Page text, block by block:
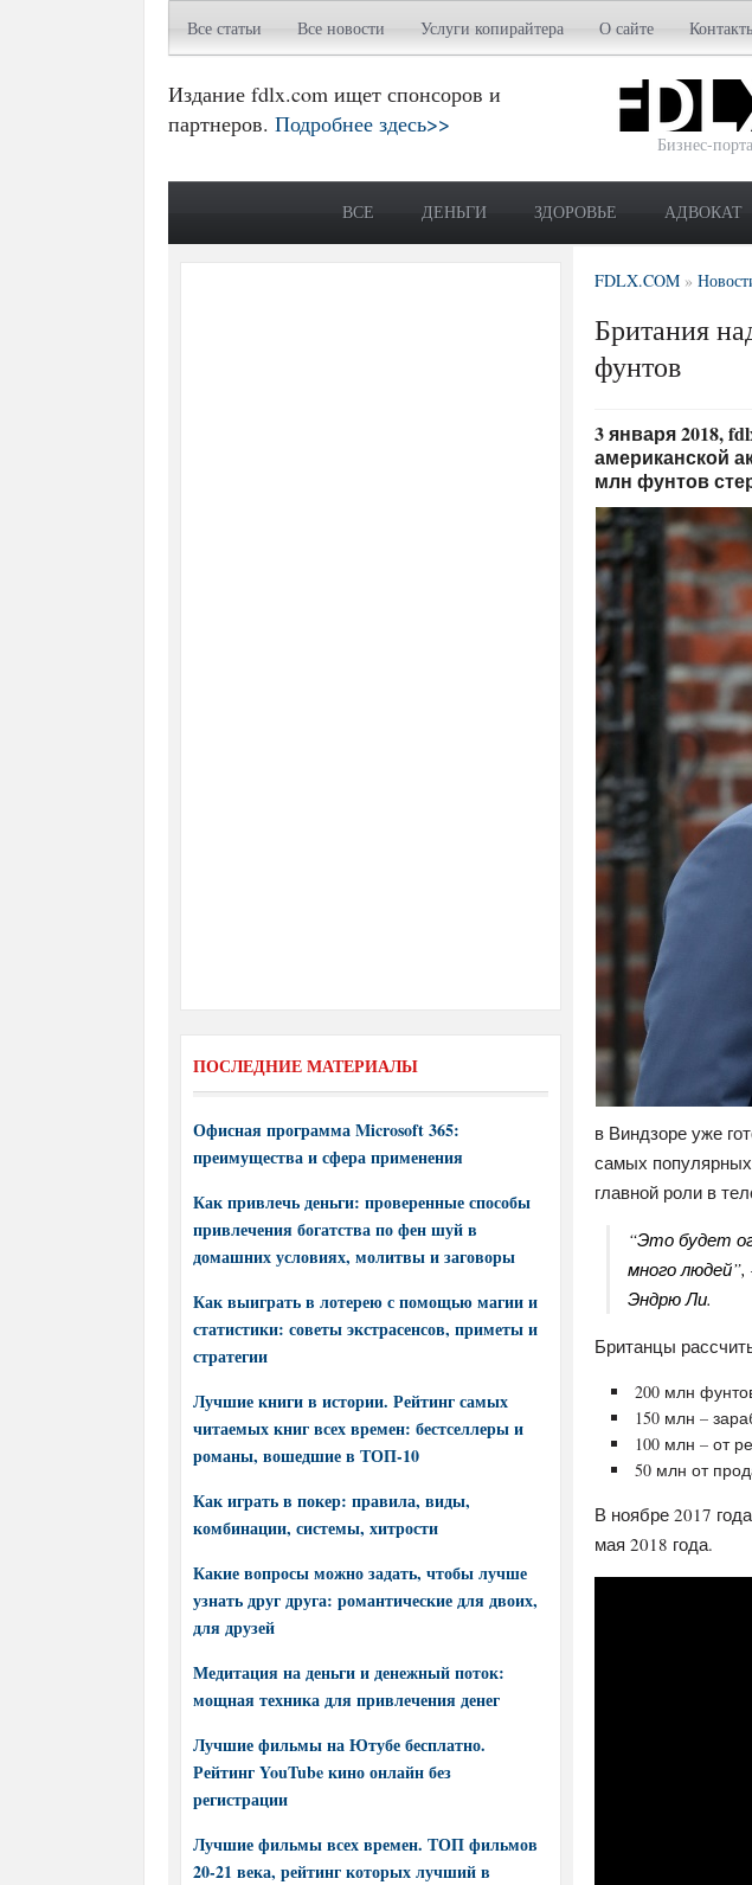
Все статьи Все новости Услуги копирайтера О сайте
Издание fdlx.com ищет спонсоров и
партнеров. Подробнее здесь>>
Бизнес-
ВСЕ ДЕНЬГИ ЗДОРОВЬЕ АДВОКАТ
FDLX.COM »
Британия
фунтов
3 января 2018,
американской
млн фунтов
в Виндзоре уже
самых
главной роли в
“Это будет
много людей”,
Эндрю Ли.
Британцы
200 млн
150 млн –
100 млн – от
50 млн от
В ноябре 2017
мая 2018 года.
ПОСЛЕДНИЕ МАТЕРИАЛЫ
Офисная программа Microsoft 365:
преимущества и сфера применения
Как привлечь деньги: проверенные способы
привлечения богатства по фен шуй в
домашних условиях, молитвы и заговоры
Как выиграть в лотерею с помощью магии и
статистики: советы экстрасенсов, приметы и
стратегии
Лучшие книги в истории. Рейтинг самых
читаемых книг всех времен: бестселлеры и
романы, вошедшие в ТОП-10
Как играть в покер: правила, виды,
комбинации, системы, хитрости
Какие вопросы можно задать, чтобы лучше
узнать друг друга: романтические для двоих,
для друзей
Медитация на деньги и денежный поток:
мощная техника для привлечения денег
Лучшие фильмы на Ютубе бесплатно.
Рейтинг YouTube кино онлайн без
регистрации
Лучшие фильмы всех времен. ТОП фильмов
20-21 века, рейтинг которых лучший в